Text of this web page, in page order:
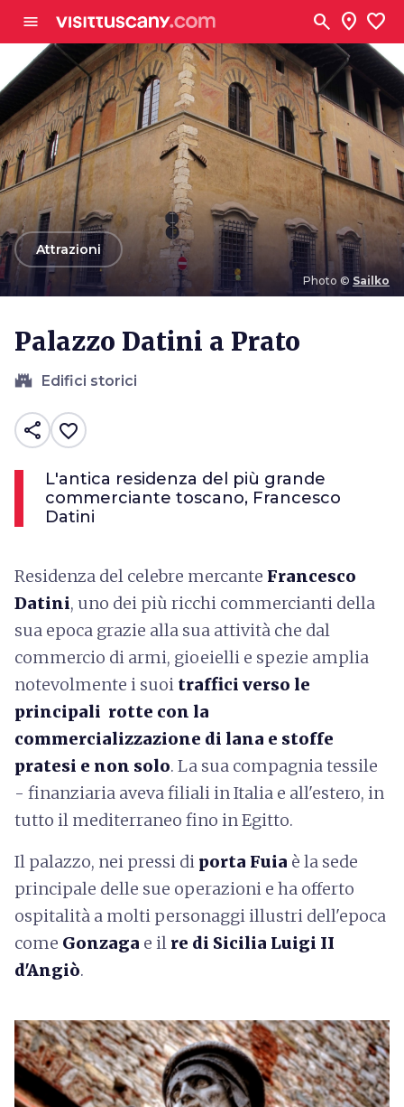
menu search location_on favorite
Photo © Sailko
arrow_back
Attrazioni
Palazzo Datini a Prato
castle Edifici storici
share favorite_border
L'antica residenza del più grande
commerciante toscano, Francesco
Datini
Residenza del celebre mercante Francesco
Datini, uno dei più ricchi commercianti della
sua epoca grazie alla sua attività che dal
commercio di armi, gioeielli e spezie amplia
notevolmente i suoi traffici verso le
principali rotte con la
commercializzazione di lana e stoffe
pratesi e non solo. La sua compagnia tessile
- finanziaria aveva filiali in Italia e all'estero, in
tutto il mediterraneo fino in Egitto.
Il palazzo, nei pressi di porta Fuia è la sede
principale delle sue operazioni e ha offerto
ospitalità a molti personaggi illustri dell'epoca
come Gonzaga e il re di Sicilia Luigi II
d'Angiò.